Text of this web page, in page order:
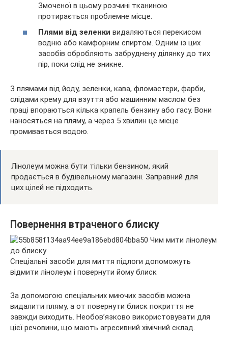
Змоченої в цьому розчині тканиною
протирається проблемне місце.
Плями від зеленки видаляються перекисом
водню або камфорним спиртом. Одним із цих
засобів обробляють забруднену ділянку до тих
пір, поки слід не зникне.
З плямами від йоду, зеленки, кава, фломастери, фарби,
слідами крему для взуття або машинним маслом без
праці впораються кілька крапель бензину або гасу. Вони
наносяться на пляму, а через 5 хвилин це місце
промивається водою.
Лінолеум можна бути тільки бензином, який
продається в будівельному магазині. Заправний для
цих цілей не підходить.
Повернення втраченого блиску
Спеціальні засоби для миття підлоги допоможуть
відмити лінолеум і повернути йому блиск
За допомогою спеціальних миючих засобів можна
видалити пляму, а от повернути блиск покриття не
завжди виходить. Необов’язково використовувати для
цієї речовини, що мають агресивний хімічний склад.